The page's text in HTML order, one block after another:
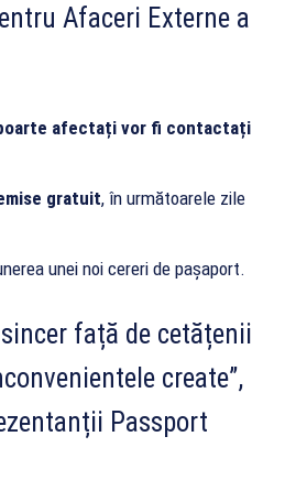
Afaceri Externe a
afectați vor fi contactați
gratuit, în următoarele zile
unei noi cereri de pașaport.
sincer față de cetățenii
create”,
Passport